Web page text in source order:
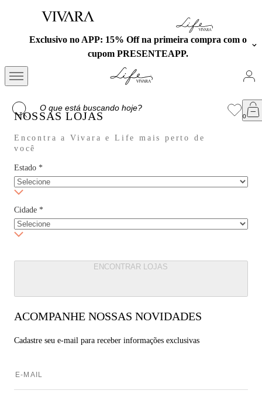
Exclusivo no APP: 15% Off na primeira compra com o
cupom PRESENTEAPP.
NOSSAS LOJAS
Encontra a Vivara e Life mais perto de
você
Estado *
Cidade *
ENCONTRAR LOJAS
ACOMPANHE NOSSAS NOVIDADES
Cadastre seu e-mail para receber informações exclusivas